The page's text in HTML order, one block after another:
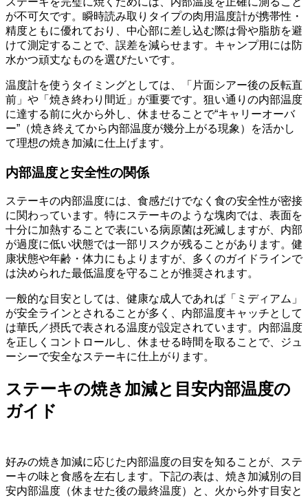
が不可欠です。瞬時読み取りタイプの肉用温度計が携帯性・
精度ともに優れており、中心部に差し込む際は骨や脂肪を避
けて測定することで、誤差を減らせます。キャンプ用には防
水かつ頑丈なものを選びたいです。
温度計を使うタイミングとしては、「片面シアー後の反転直
前」や「焼き終わり間近」が重要です。狙い通りの内部温度
に達する前に火から外し、休ませることで“キャリーオーバ
ー”（焼き終えてから内部温度が幾分上がる現象）を活かし
て理想の焼き加減に仕上げます。
内部温度と安全性の関係
ステーキの内部温度には、食感だけでなく食の安全性が密接
に関わっています。特にステーキのような塊肉では、表面を
十分に加熱することで表にいる病原菌は死滅しますが、内部
が過度に低い状態では一部リスクが残ることがあります。健
康状態や年齢・体力にもよりますが、多くのガイドラインで
は決められた最低温度を守ることが推奨されます。
一般的な目安としては、健康な成人であれば「ミディアム」
が安全ラインとされることが多く、内部温度キャッチとして
は華氏／摂氏で表される温度が設定されています。内部温度
を正しくコントロールし、休ませる時間を取ることで、ジュ
ーシーで安全なステーキに仕上がります。
ステーキの焼き加減と目安内部温度の
ガイド
好みの焼き加減に応じた内部温度の目安を知ることが、ステ
ーキの味と食感を左右します。下記の表は、焼き加減別の目
安内部温度（休ませた後の最終温度）と、火から外す目安と